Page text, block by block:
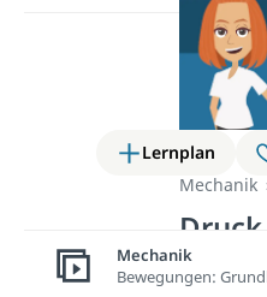
Lernplan
Mechanik
Druck
Mechanik
Bewegungen: